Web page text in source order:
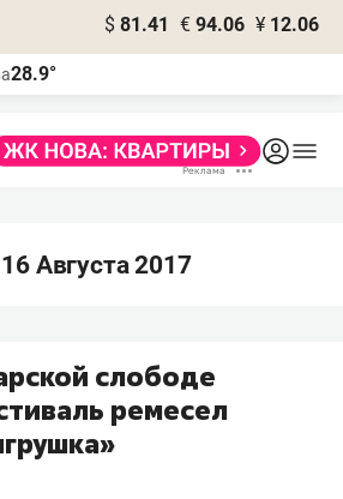
$ 81.41 € 94.06 ¥ 12.06
28.9°
Августа 2017
слободе
ремесел